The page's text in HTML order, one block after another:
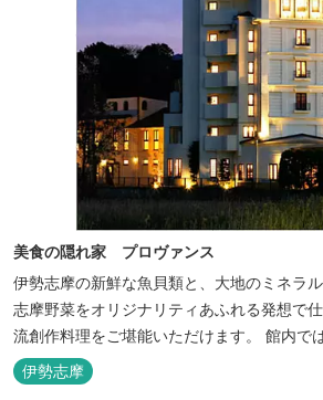
美食の隠れ家 プロヴァンス
伊勢志摩の新鮮な魚貝類と、大地のミネラ
志摩野菜をオリジナリティあふれる発想で
流創作料理をご堪能いただけます。 館内で
数限定で開催。伊勢志摩の美しい星空を星
内いたします。
伊勢志摩